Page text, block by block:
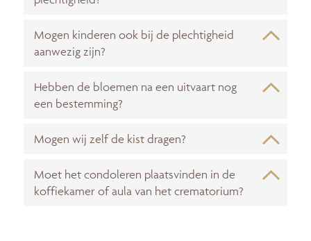
Mogen kinderen ook bij de plechtigheid
aanwezig zijn?
Hebben de bloemen na een uitvaart nog
een bestemming?
Mogen wij zelf de kist dragen?
Moet het condoleren plaatsvinden in de
koffiekamer of aula van het crematorium?